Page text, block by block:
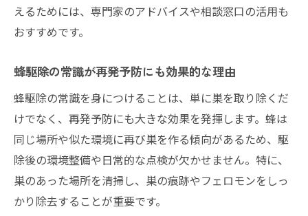
えるためには、専門家のアドバイスや相談窓口の活用も
おすすめです。
蜂駆除の常識が再発予防にも効果的な理由
蜂駆除の常識を身につけることは、単に巣を取り除くだ
けでなく、再発予防にも大きな効果を発揮します。蜂は
同じ場所や似た環境に再び巣を作る傾向があるため、駆
除後の環境整備や日常的な点検が欠かせません。特に、
巣のあった場所を清掃し、巣の痕跡やフェロモンをしっ
かり除去することが重要です。